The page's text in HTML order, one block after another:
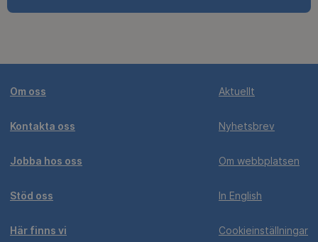
Om oss
Kontakta oss
Jobba hos oss
Stöd oss
Här finns vi
Aktuellt
Nyhetsbrev
Om webbplatsen
In English
Cookieinställningar